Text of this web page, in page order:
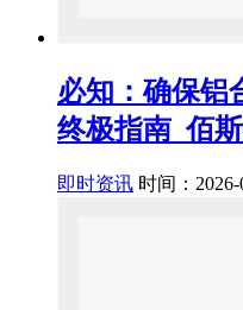
必知：确保铝
终极指南_佰
即时资讯 时间：2026-